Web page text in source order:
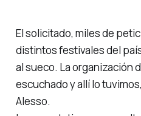
El solicitado, miles de
distintos festivales del
al sueco. La organización
escuchado y allí lo
Alesso.